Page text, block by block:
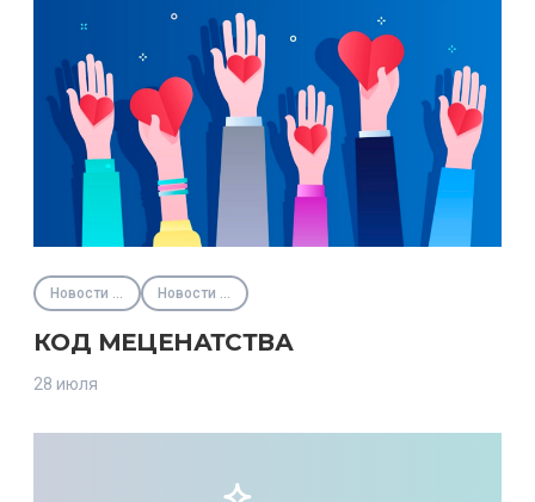
Новости партнёров Новости Фонда
КОД МЕЦЕНАТСТВА
28 июля